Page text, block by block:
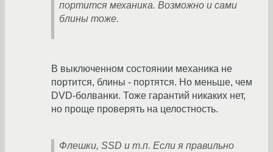
портится механика. Возможно и сами
блины тоже.
В выключенном состоянии механика не
портится, блины - портятся. Но меньше, чем
DVD-болванки. Тоже гарантий никаких нет,
но проще проверять на целостность.
Флешки, SSD и т.п. Если я правильно